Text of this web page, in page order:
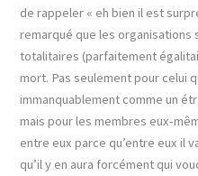
de rappeler « eh bien il est
remarqué que les
totalitaires (parfaitement
mort. Pas seulement pour celui
immanquablement comme un
mais pour les membres eux-
entre eux parce qu’entre eux il
qu’il y en aura forcément qui